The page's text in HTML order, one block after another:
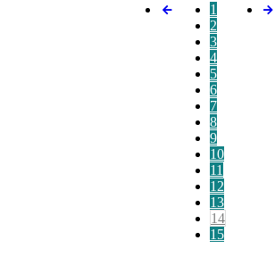
1
2
3
4
5
6
7
8
9
10
11
12
13
14
15